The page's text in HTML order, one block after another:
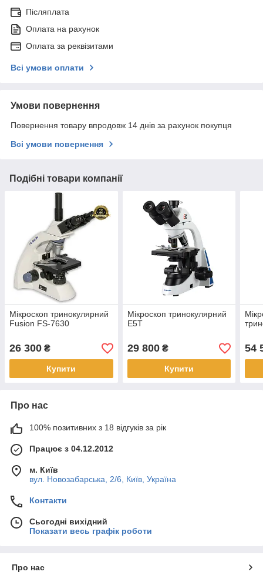
Післяплата
Оплата на рахунок
Оплата за реквізитами
Всі умови оплати
Умови повернення
Повернення товару впродовж 14 днів за рахунок покупця
Всі умови повернення
Подібні товари компанії
Мікроскоп тринокулярний
Fusion FS-7630
26 300 ₴
Купити
Мікроскоп тринокулярний
E5T
29 800₴
Купити
54
Про нас
100% позитивних з 18 відгуків за рік
Працює з 04.12.2012
м. Київ
вул. Новозабарська, 2/6, Київ, Україна
Контакти
Сьогодні вихідний
Показати весь графік роботи
Про нас